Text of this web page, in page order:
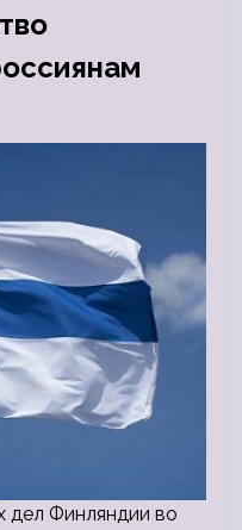
дел Финляндии во